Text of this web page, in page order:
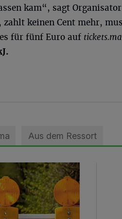
kam“, sagt
keinen Cent mehr,
für fünf Euro auf
Aus dem Ressort